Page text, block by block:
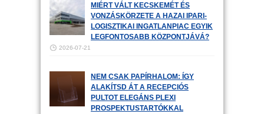
MIÉRT VÁLT KECSKEMÉT ÉS
VONZÁSKÖRZETE A HAZAI IPARI-
LOGISZTIKAI INGATLANPIAC EGYIK
LEGFONTOSABB KÖZPONTJÁVÁ?
2026-07-21
NEM CSAK PAPÍRHALOM: ÍGY
ALAKÍTSD ÁT A RECEPCIÓS
PULTOT ELEGÁNS PLEXI
PROSPEKTUSTARTÓKKAL